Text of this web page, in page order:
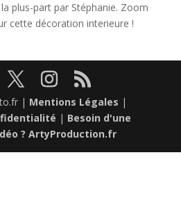
plus-part par Stéphanie. Zoom
cette décoration interieure !
| Mentions Légales |
| Besoin d'une
? ArtyProduction.fr